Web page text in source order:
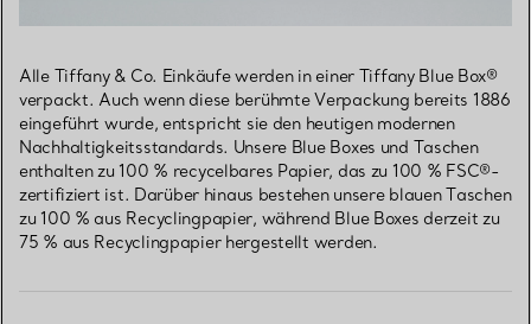
Alle Tiffany & Co. Einkäufe werden in einer Tiffany Blue Box®
verpackt. Auch wenn diese berühmte Verpackung bereits 1886
eingeführt wurde, entspricht sie den heutigen modernen
Nachhaltigkeitsstandards. Unsere Blue Boxes und Taschen
enthalten zu 100 % recycelbares Papier, das zu 100 % FSC®-
zertifiziert ist. Darüber hinaus bestehen unsere blauen Taschen
zu 100 % aus Recyclingpapier, während Blue Boxes derzeit zu
75 % aus Recyclingpapier hergestellt werden.